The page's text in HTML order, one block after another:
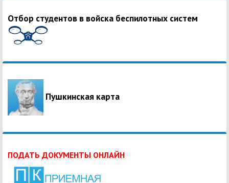
Отбор студентов в войска беспилотных систем
Пушкинская карта
ПОДАТЬ ДОКУМЕНТЫ ОНЛАЙН